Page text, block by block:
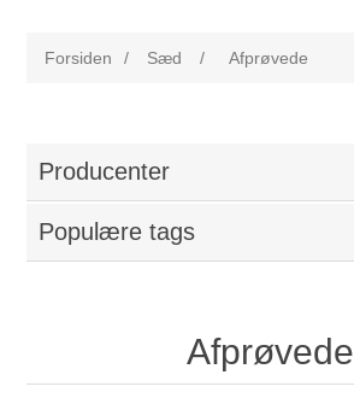
Forsiden / Sæd / Afprøvede
Producenter
Populære tags
Afprøvede